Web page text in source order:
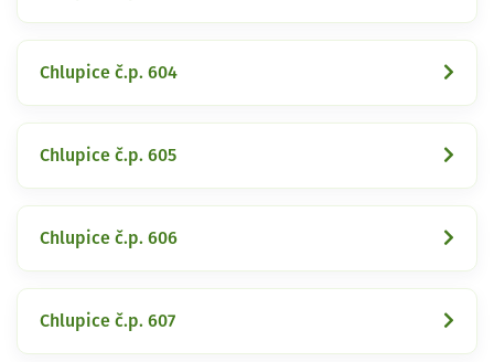
Chlupice č.p. 604
Chlupice č.p. 605
Chlupice č.p. 606
Chlupice č.p. 607